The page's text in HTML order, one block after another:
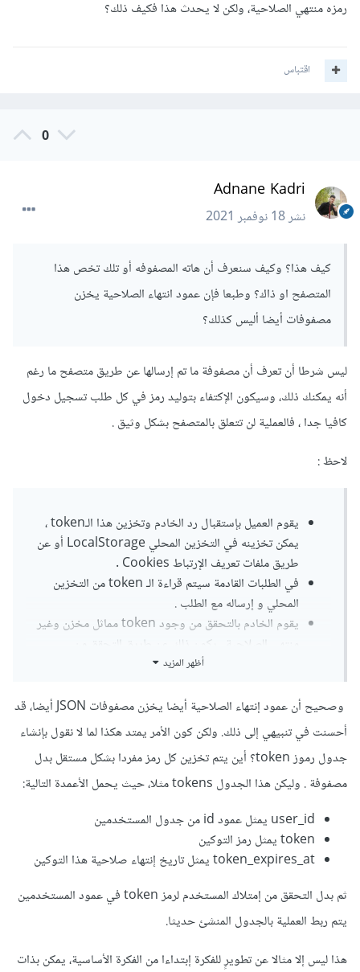
رمزه منتهي الصلاحية، ولكن لا يحدث هذا فكيف ذلك؟
اقتباس
0
Adnane Kadri
نشر18 نوفمبر 2021
كيف هذا؟ وكيف سنعرف أن هاته المصفوفه أو تلك تخص هذا
المتصفح او ذاك؟ وطبعا فإن عمود انتهاء الصلاحية يخزن
مصفوفات أيضا أليس كذلك؟
ليس شرطا أن تعرف أن مصفوفة ما تم إرسالها عن طريق متصفح ما رغم
أنه يمكنك ذلك، وسيكون الإكتفاء بتوليد رمز في كل طلب تسجيل دخول
كافيا جدا ، فالعملية لن تتعلق بالمتصفح بشكل وثيق .
لاحظ :
يقوم العميل بإستقبال رد الخادم وتخزين هذا الـtoken ،
يمكن تخزينه في التخزين المحلي LocalStorage أو عن
طريق ملفات تعريف الإرتباط Cookies .
في الطلبات القادمة سيتم قراءة الـ token من التخزين
المحلي و إرساله مع الطلب .
يقوم الخادم بالتحقق من وجود token مماثل مخزن وغير
منتهي الصلاحية . يكون ذلك عن طريق التحقق من
وجود السلسلة النصية التي يرسلها المستخدم بجدول
صلاحية التوكين .
أظهر المزيد
وصحيح أن عمود إنتهاء الصلاحية أيضا يخزن مصفوفات JSON أيضا، قد
أحسنت في تنبيهي إلى ذلك. ولكن كون الأمر يمتد هكذا لما لا نقول بإنشاء
جدول رموز token؟ أين يتم تخزين كل رمز مفردا بشكل مستقل بدل
مصفوفة . وليكن هذا الجدول tokens مثلا، حيث يحمل الأعمدة التالية:
user_id يمثل عمود id من جدول المستخدمين
token يمثل رمز التوكين
token_expires_at يمثل تاريخ إنتهاء صلاحية هذا التوكين
ثم بدل التحقق من إمتلاك المستخدم لرمز token في عمود المستخدمين
يتم ربط العملية بالجدول المنشئ حديثا.
هذا ليس إلا مثالا عن تطويرٍ للفكرة إبتداءا من الفكرة الأساسية، يمكن بذات